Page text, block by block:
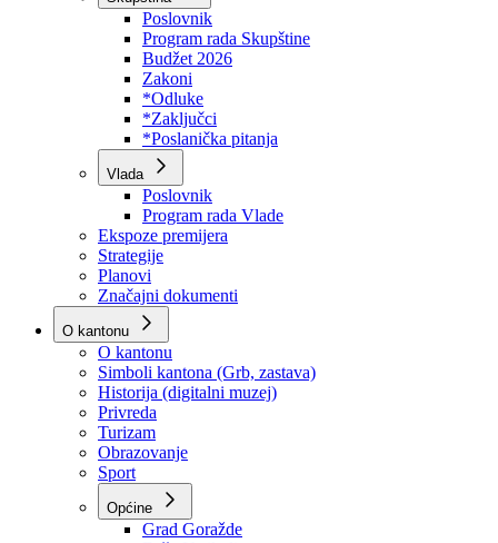
Dokumenti
Skupština
Poslovnik
Program rada Skupštine
Budžet 2026
Zakoni
*Odluke
*Zaključci
*Poslanička pitanja
Vlada
Poslovnik
Program rada Vlade
Ekspoze premijera
Strategije
Planovi
Značajni dokumenti
O kantonu
O kantonu
Simboli kantona (Grb, zastava)
Historija (digitalni muzej)
Privreda
Turizam
Obrazovanje
Sport